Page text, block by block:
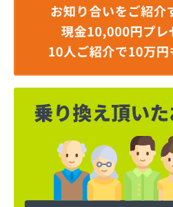
株式会社サイサン 佐久営業
株式会社サイサン 千曲営業
株式会社サイサン 長野支店
株式会社サイサン 東御営業
株式会社セリタ
株式会社セリタ 上田営業所
株式会社タカサワ長野営業所
株式会社ホームエネルギー
株式会社リビック長野
株式会社叶屋
株式会社高木屋プロパン部
株式会社森田